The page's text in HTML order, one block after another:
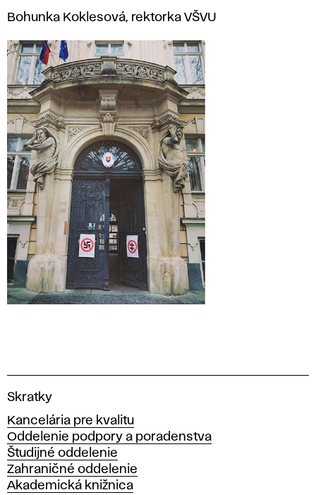
Bohunka Koklesová, rektorka VŠVU
V
s
o
k
á
š
Skratky
Kancelária pre kvalitu
Oddelenie podpory a poradenstva
Študijné oddelenie
Zahraničné oddelenie
Akademická knižnica